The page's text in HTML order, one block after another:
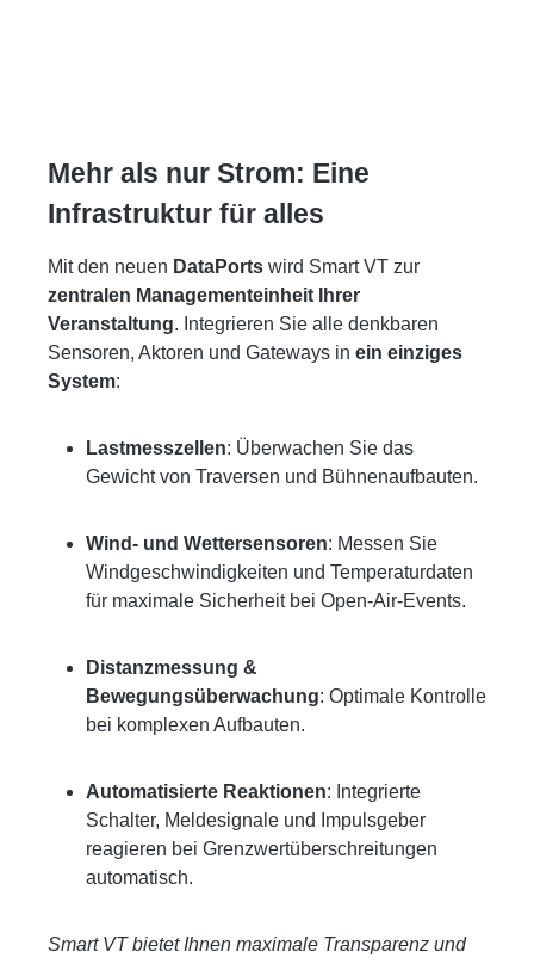
Mehr als nur Strom: Eine
Infrastruktur für alles
Mit den neuen DataPorts wird Smart VT zur
zentralen Managementeinheit Ihrer
Veranstaltung. Integrieren Sie alle denkbaren
Sensoren, Aktoren und Gateways in ein einziges
System:
Lastmesszellen: Überwachen Sie das
Gewicht von Traversen und Bühnenaufbauten.
Wind- und Wettersensoren: Messen Sie
Windgeschwindigkeiten und Temperaturdaten
für maximale Sicherheit bei Open-Air-Events.
Distanzmessung &
Bewegungsüberwachung: Optimale Kontrolle
bei komplexen Aufbauten.
Automatisierte Reaktionen: Integrierte
Schalter, Meldesignale und Impulsgeber
reagieren bei Grenzwertüberschreitungen
automatisch.
Smart VT bietet Ihnen maximale Transparenz und